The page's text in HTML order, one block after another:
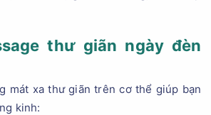
thư giãn ngày đèn
mát xa thư giãn trên cơ thể giúp bạn
kinh: